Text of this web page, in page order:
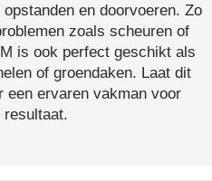
en doorvoeren. Zo
zoals scheuren of
is ook perfect geschikt als
of groendaken. Laat dit
een ervaren vakman voor
resultaat.